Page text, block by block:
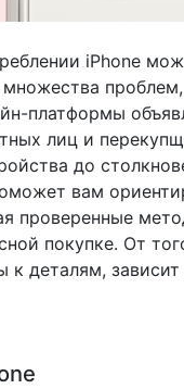
iPhone
проблем,
платформы
лиц и
до
вам
проверенные
покупке. От
к деталям,